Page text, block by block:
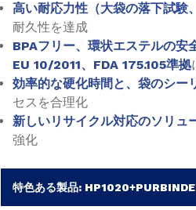
高い耐応力性（大袋の落下試験
耐久性を達成
BPAフリー、環状エステルの安
EU 10/2011、FDA 175.105準拠
効率的な硬化時間と、袋のシー
セスを合理化
新しいリサイクル対応のソリュ
強化
特色ある製品: